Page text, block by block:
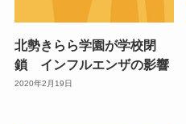
北勢きらら学園が学校閉
鎖 インフルエンザの影響
2020年2月19日